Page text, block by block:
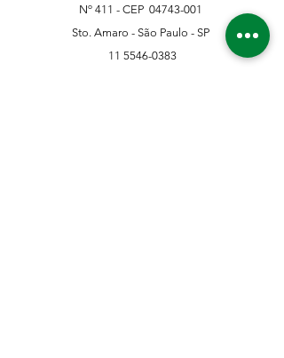
Nº 411 - CEP 04743-001
Sto. Amaro - São Paulo - SP
11 5546-0383